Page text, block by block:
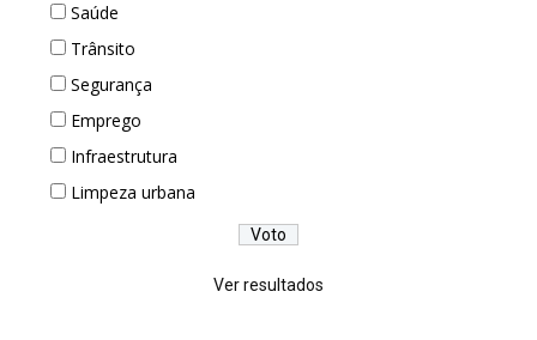
Saúde
Trânsito
Segurança
Emprego
Infraestrutura
Limpeza urbana
Ver resultados